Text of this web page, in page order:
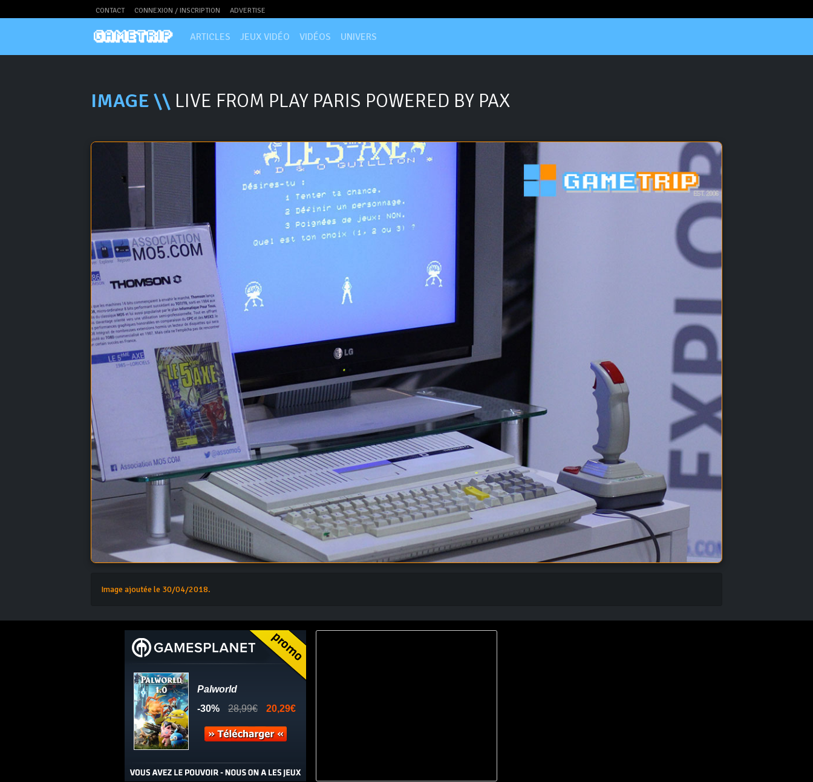
CONTACT CONNEXION / INSCRIPTION ADVERTISE
ARTICLES JEUX VIDÉO VIDÉOS UNIVERS
IMAGE \\ LIVE FROM PLAY PARIS POWERED BY PAX
Image ajoutée le 30/04/2018.